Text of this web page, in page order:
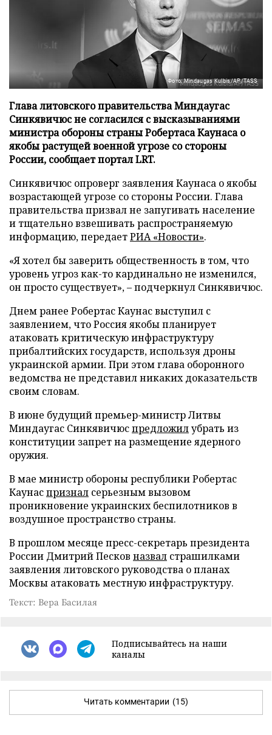
Фото: Mindaugas Kulbis/AP/TASS
Глава литовского правительства Миндаугас
Синкявичюс не согласился с высказываниями
министра обороны страны Робертаса Каунаса о
якобы растущей военной угрозе со стороны
России, сообщает портал LRT.
Синкявичюс опроверг заявления Каунаса о якобы
возрастающей угрозе со стороны России. Глава
правительства призвал не запугивать население
и тщательно взвешивать распространяемую
информацию, передаетРИА «Новости».
«Я хотел бы заверить общественность в том, что
уровень угроз как-то кардинально не изменился,
он просто существует», – подчеркнул Синкявичюс.
Днем ранее Робертас Каунас выступил с
заявлением, что Россия якобы планирует
атаковать критическую инфраструктуру
прибалтийских государств, используя дроны
украинской армии. При этом глава оборонного
ведомства не представил никаких доказательств
своим словам.
В июне будущий премьер-министр Литвы
Миндаугас Синкявичюспредложилубрать из
конституции запрет на размещение ядерного
оружия.
В мае министр обороны республики Робертас
Каунаспризнал серьезным вызовом
проникновение украинских беспилотников в
воздушное пространство страны.
В прошлом месяце пресс-секретарь президента
России Дмитрий Песков назвал страшилками
заявления литовского руководства о планах
Москвы атаковать местную инфраструктуру.
Текст: Вера Басилая
Подписывайтесь на наши
каналы
Читать комментарии (15)